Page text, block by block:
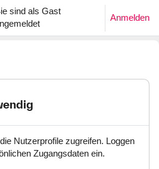
sind als Gast
Anmelden
Nutzerprofile zugreifen. Loggen
Zugangsdaten ein.